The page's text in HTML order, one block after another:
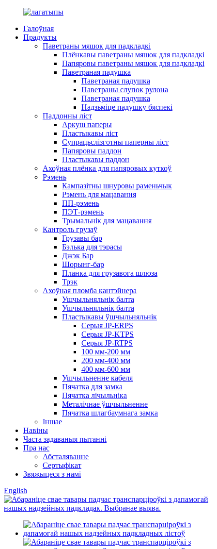
Галоўная
Прадукты
Паветраны мяшок для падкладкі
Плёнкавы паветраны мяшок для падкладкі
Папяровы паветраны мяшок для падкладкі
Паветраная падушка
Паветраная падушка
Паветраны слупок рулона
Паветраная падушка
Надзьміце падушку бяспекі
Паддонны ліст
Аркуш паперы
Пластыкавы ліст
Супрацьслізготны паперны ліст
Папяровы паддон
Пластыкавы паддон
Ахоўная плёнка для папяровых куткоў
Рэмень
Кампазітны шнуровы раменьчык
Рэмень для мацавання
ПП-рэмень
ПЭТ-рэмень
Трымальнік для мацавання
Кантроль грузаў
Грузавы бар
Бэлька для тэрасы
Джэк Бар
Шорынг-бар
Планка для грузавога шлюза
Трэк
Ахоўная пломба кантэйнера
Ушчыльняльнік балта
Ушчыльняльнік балта
Пластыкавы ўшчыльняльнік
Серыя JP-ERPS
Серыя JP-KTPS
Серыя JP-RTPS
100 мм-200 мм
200 мм-400 мм
400 мм-600 мм
Ушчыльненне кабеля
Пячатка для замка
Пячатка лічыльніка
Металічнае ўшчыльненне
Пячатка шлагбаумнага замка
Іншае
Навіны
Часта задаваныя пытанні
Пра нас
Абсталяванне
Сертыфікат
Звяжыцеся з намі
English